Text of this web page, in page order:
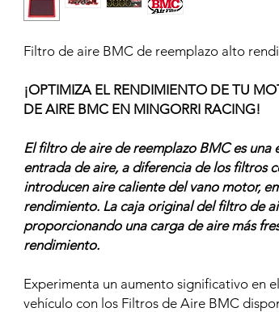
Filtro de aire BMC de reemplazo alto
¡OPTIMIZA EL RENDIMIENTO DE TU
DE AIRE BMC EN MINGORRI RACING!
El filtro de aire de reemplazo BMC es una
entrada de aire, a diferencia de los filtros
introducen aire caliente del vano motor,
rendimiento. La caja original del filtro de
proporcionando una carga de aire más
rendimiento.
Experimenta un aumento significativo en
vehículo con los Filtros de Aire BMC